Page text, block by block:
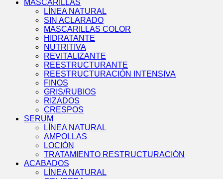
MASCARILLAS
LÍNEA NATURAL
SIN ACLARADO
MASCARILLAS COLOR
HIDRATANTE
NUTRITIVA
REVITALIZANTE
REESTRUCTURANTE
REESTRUCTURACIÓN INTENSIVA
FINOS
GRIS/RUBIOS
RIZADOS
CRESPOS
SERUM
LÍNEA NATURAL
AMPOLLAS
LOCIÓN
TRATAMIENTO RESTRUCTURACIÓN
ACABADOS
LÍNEA NATURAL